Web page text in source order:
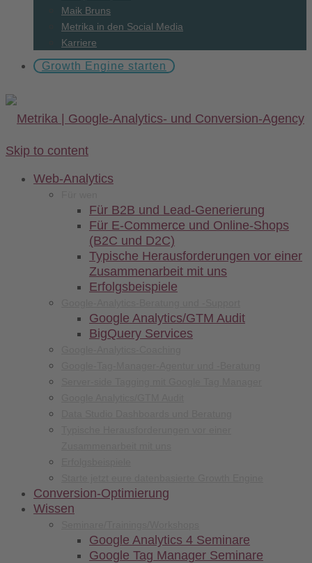
Maik Bruns
Metrika in den Social Media
Karriere
Growth Engine starten
Skip to content
Web-Analytics
Für B2B und Lead-Generierung
Für E-Commerce und Online-Shops
(B2C und D2C)
Typische Herausforderungen vor einer
Zusammenarbeit mit uns
Erfolgsbeispiele
Google Analytics/GTM Audit
BigQuery Services
Conversion-Optimierung
Wissen
Google Analytics 4 Seminare
Google Tag Manager Seminare